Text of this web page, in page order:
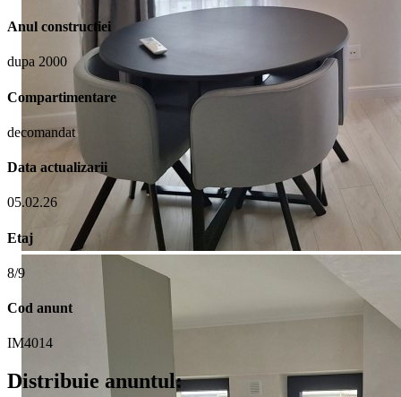
Anul constructiei
dupa 2000
Compartimentare
decomandat
Data actualizarii
05.02.26
Etaj
8/9
Cod anunt
IM4014
Distribuie anuntul: